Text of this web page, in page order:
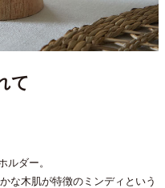
て
ルダー。
な木肌が特徴のミンディという